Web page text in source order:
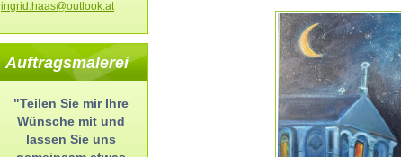
ingrid.haas@outlook.at
Auftragsmalerei
"Teilen Sie mir Ihre
Wünsche mit und
lassen Sie uns